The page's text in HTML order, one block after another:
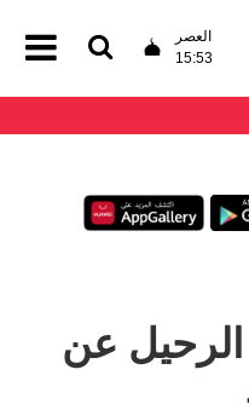
العصر
15:53
الرحيل عن